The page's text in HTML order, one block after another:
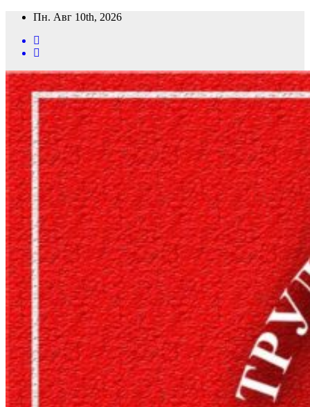
Перейти
содержимому
Пн. Авг 10th, 2026